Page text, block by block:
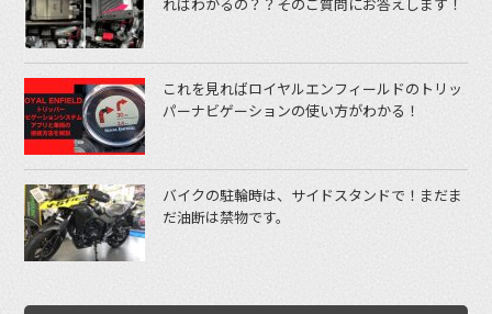
これを見ればロイヤルエンフィールドのトリッ
パーナビゲーションの使い方がわかる！
バイクの駐輪時は、サイドスタンドで！まだま
だ油断は禁物です。